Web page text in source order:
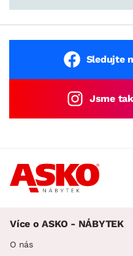
Sledujte
Jsme
Více o ASKO - NÁBYTEK
O nás